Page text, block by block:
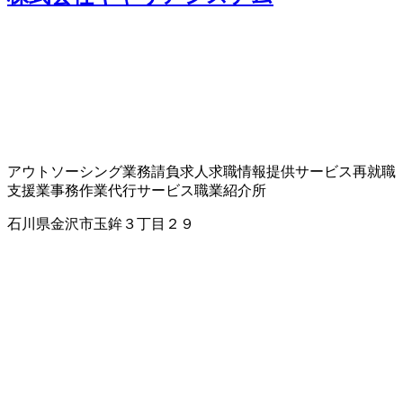
アウトソーシング業務請負求人求職情報提供サービス再就職
支援業事務作業代行サービス職業紹介所
石川県金沢市玉鉾３丁目２９